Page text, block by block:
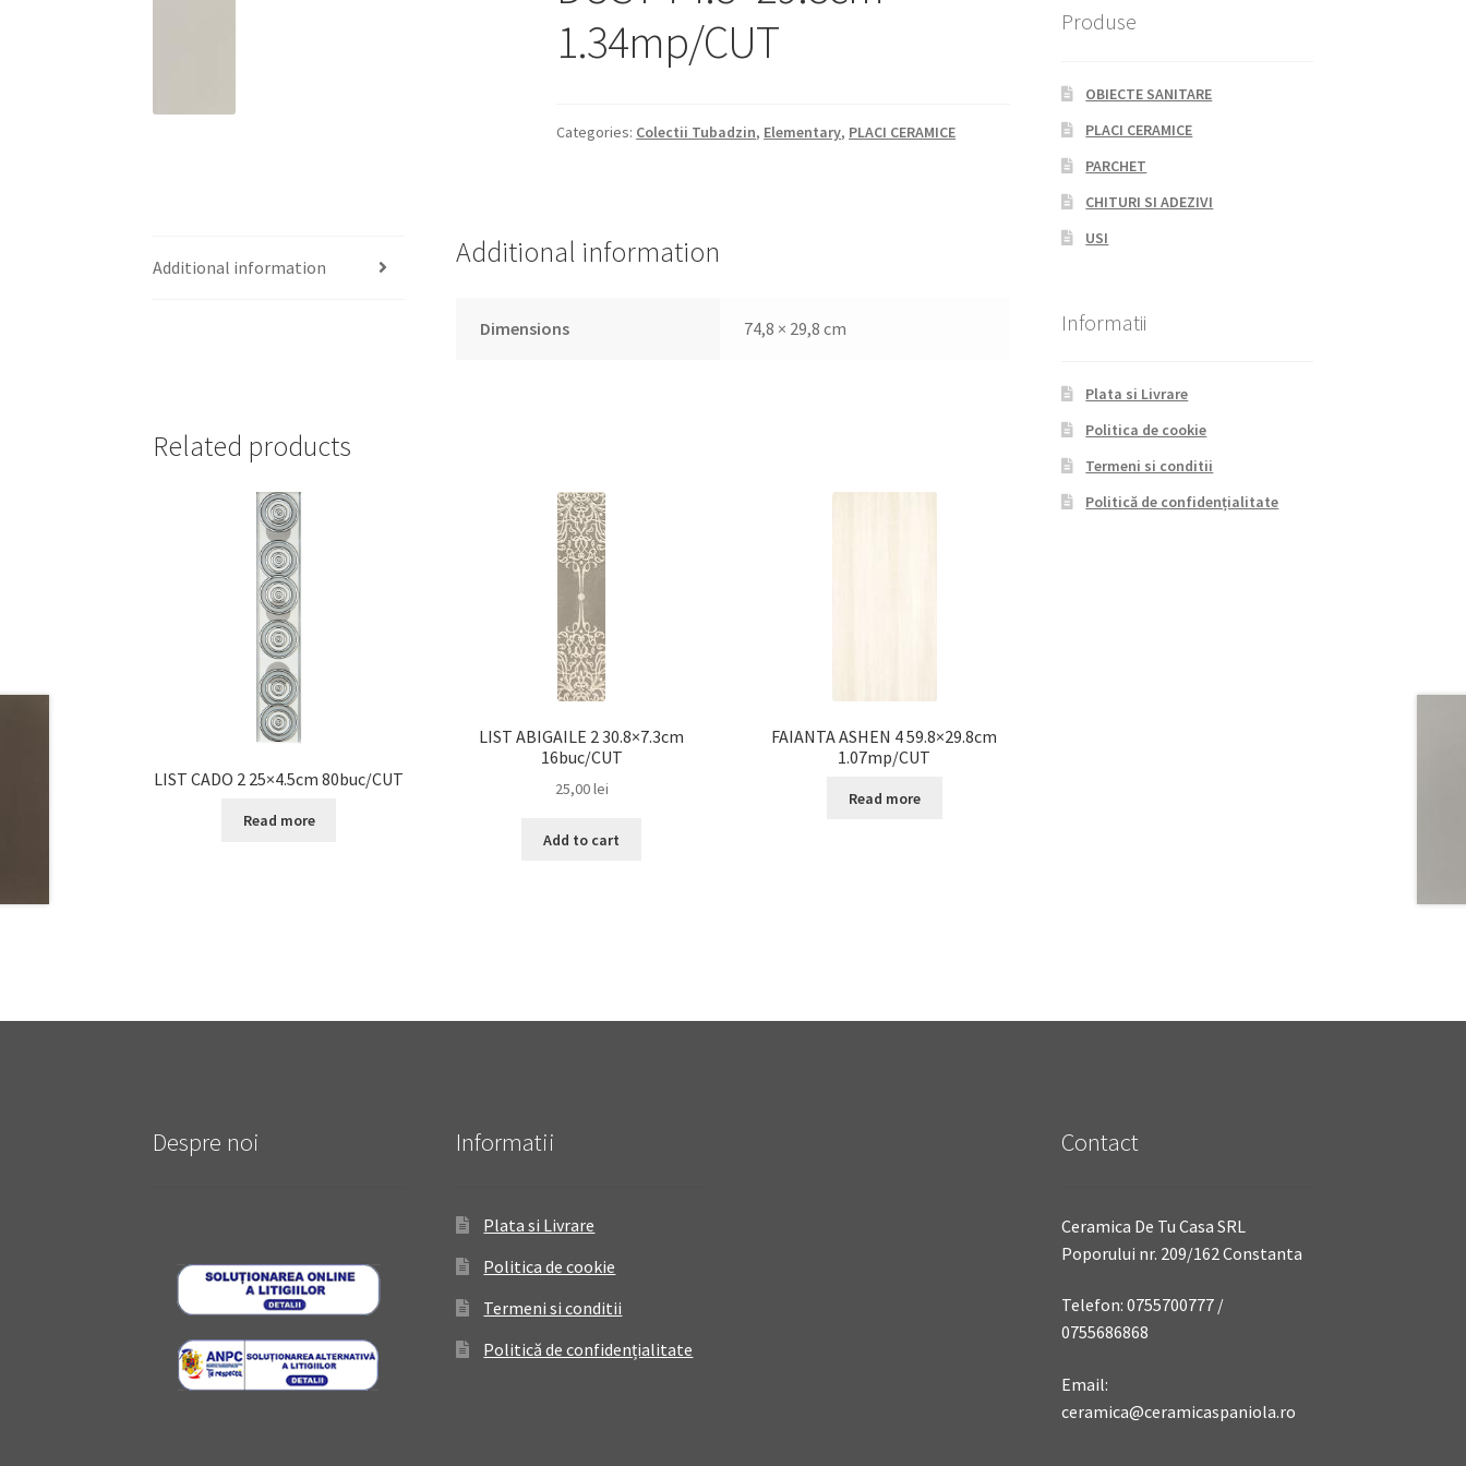
1.34mp/CUT
Categories: Colectii Tubadzin, Elementary, PLACI CERAMICE
Additional information Additional information
Dimensions 74,8 × 29,8 cm
Related products
LIST CADO 2 25×4.5cm 80buc/CUT
Read more
LIST ABIGAILE 2 30.8×7.3cm
16buc/CUT
25,00lei
Add to cart
FAIANTA ASHEN 4 59.8×29.8cm
1.07mp/CUT
Read more
Produse
OBIECTE SANITARE
PLACI CERAMICE
PARCHET
CHITURI SI ADEZIVI
USI
Informatii
Plata si Livrare
Politica de cookie
Termeni si conditii
Politică de confidențialitate
Despre noi Informatii
Plata si Livrare
Politica de cookie
Termeni si conditii
Politică de confidențialitate
Contact
Ceramica De Tu Casa SRL
Poporului nr. 209/162 Constanta
Telefon: 0755700777 /
0755686868
Email:
ceramica@ceramicaspaniola.ro